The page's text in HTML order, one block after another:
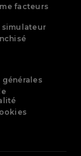
facteurs
simulateur